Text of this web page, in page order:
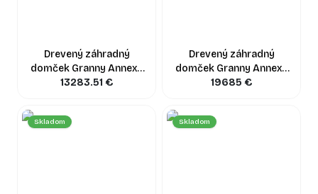
Drevený záhradný
domček Granny Annexe
PREMIUM (34 mm +
13283.51 €
Drevený záhradný
domček Granny Annexe
PREMIUM (34mm +
19685 €
Skladom Skladom